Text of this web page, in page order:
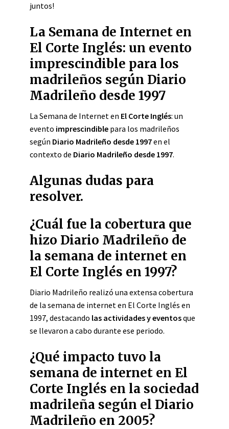
juntos!
La Semana de Internet en
El Corte Inglés: un evento
imprescindible para los
madrileños según Diario
Madrileño desde 1997
La Semana de Internet en El Corte Inglés: un
evento imprescindible para los madrileños
según Diario Madrileño desde 1997en el
contexto de Diario Madrileño desde 1997.
Algunas dudas para
resolver.
¿Cuál fue la cobertura que
hizo Diario Madrileño de
la semana de internet en
El Corte Inglés en 1997?
Diario Madrileño realizó una extensa cobertura
de la semana de internet en El Corte Inglés en
1997, destacando las actividades y eventosque
se llevaron a cabo durante ese periodo.
¿Qué impacto tuvo la
semana de internet en El
Corte Inglés en la sociedad
madrileña según el Diario
Madrileño en 2005?